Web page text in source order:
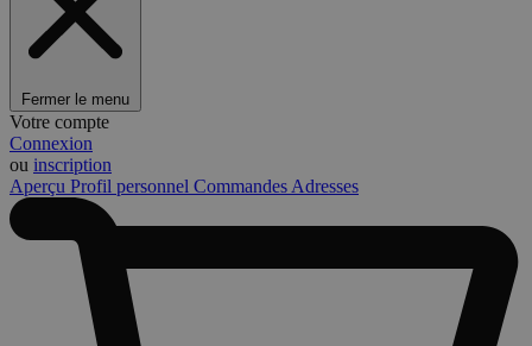
Fermer le menu
Votre compte
Connexion
ou inscription
Aperçu Profil personnel Commandes Adresses